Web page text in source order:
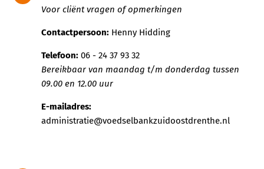
Voor cliënt vragen of opmerkingen
Contactpersoon:Henny Hidding
Telefoon: 06 - 24 37 93 32
Bereikbaar van maandag t/m donderdag tussen
09.00 en 12.00 uur
E-mailadres:
administratie@voedselbankzuidoostdrenthe.nl